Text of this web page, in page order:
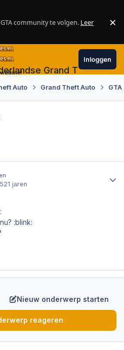
community te volgen. Leer
×
Grand Theft Auto
Inloggen
Auto Grand Theft Auto
21 jaren
:blink:
Nieuw onderwerp starten
reageren